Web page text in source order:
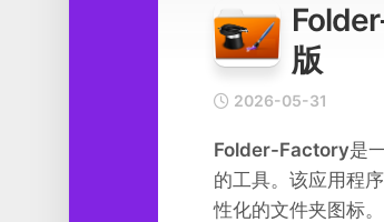
开
工
统
工
具
版
2026-05-31
Folder-Factory是
的工具。该应用程
性化的文件夹图标。